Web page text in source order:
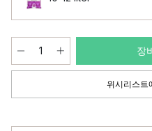
장
위시리스트